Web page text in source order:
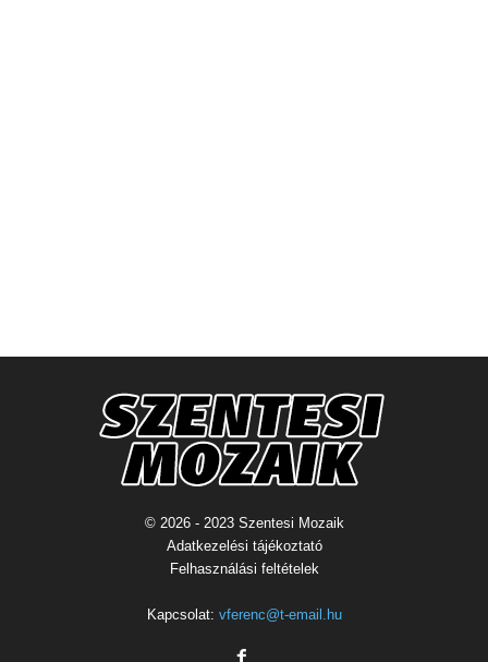
© 2026 - 2023 Szentesi Mozaik
Adatkezelési tájékoztató
Felhasználási feltételek
Kapcsolat: vferenc@t-email.hu